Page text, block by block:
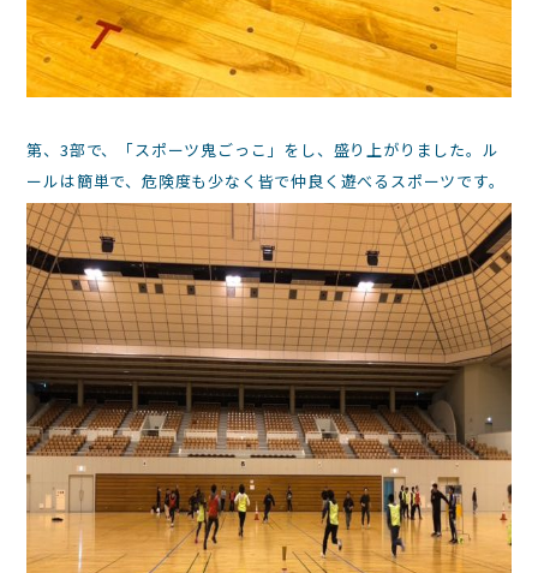
第、3部で、「スポーツ鬼ごっこ」をし、盛り上がりました。ル
ールは簡単で、危険度も少なく皆で仲良く遊べるスポーツです。